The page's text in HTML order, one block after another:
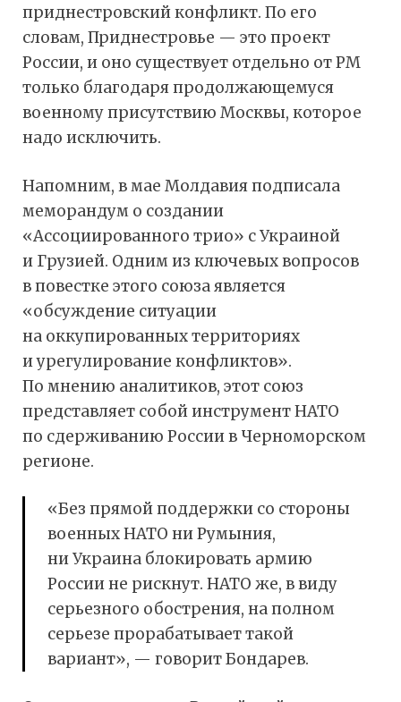
приднестровский конфликт. По его
словам, Приднестровье — это проект
России, и оно существует отдельно от РМ
только благодаря продолжающемуся
военному присутствию Москвы, которое
надо исключить.
Напомним, в мае Молдавия подписала
меморандум о создании
«Ассоциированного трио» с Украиной
и Грузией. Одним из ключевых вопросов
в повестке этого союза является
«обсуждение ситуации
на оккупированных территориях
и урегулирование конфликтов».
По мнению аналитиков, этот союз
представляет собой инструмент НАТО
по сдерживанию России в Черноморском
регионе.
«Без прямой поддержки со стороны
военных НАТО ни Румыния,
ни Украина блокировать армию
России не рискнут. НАТО же, в виду
серьезного обострения, на полном
серьезе прорабатывает такой
вариант», — говорит Бондарев.